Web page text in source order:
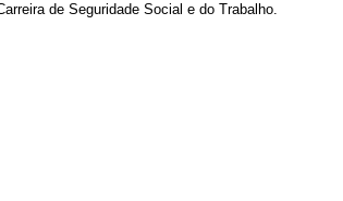
de Seguridade Social e do Trabalho.